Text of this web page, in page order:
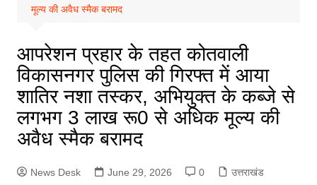
मूल्य की अवैध स्मैक बरामद
आपरेशन प्रहार के तहत कोतवाली
विकासनगर पुलिस की गिरफ्त में आया
शातिर नशा तस्कर, अभियुक्त के कब्जे से
लगभग 3 लाख रू0 से अधिक मूल्य की
अवैध स्मैक बरामद
News Desk June 29, 2026 0 उत्तराखंड